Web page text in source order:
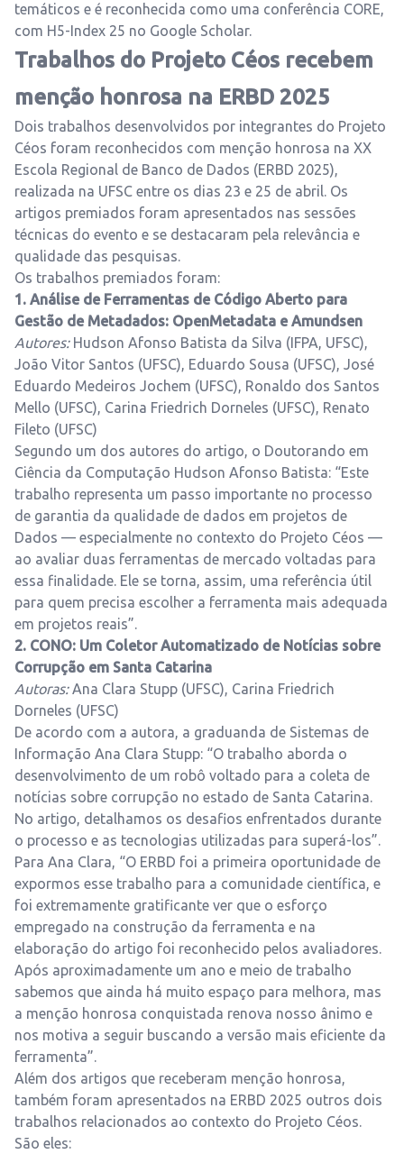
temáticos e é reconhecida como uma conferência CORE,
com H5-Index 25 no Google Scholar.
Trabalhos do Projeto Céos recebem
menção honrosa na ERBD 2025
Dois trabalhos desenvolvidos por integrantes do Projeto
Céos foram reconhecidos com menção honrosa na XX
Escola Regional de Banco de Dados (ERBD 2025),
realizada na UFSC entre os dias 23 e 25 de abril. Os
artigos premiados foram apresentados nas sessões
técnicas do evento e se destacaram pela relevância e
qualidade das pesquisas.
Os trabalhos premiados foram:
1. Análise de Ferramentas de Código Aberto para
Gestão de Metadados: OpenMetadata e Amundsen
Autores:Hudson Afonso Batista da Silva (IFPA, UFSC),
João Vitor Santos (UFSC), Eduardo Sousa (UFSC), José
Eduardo Medeiros Jochem (UFSC), Ronaldo dos Santos
Mello (UFSC), Carina Friedrich Dorneles (UFSC), Renato
Fileto (UFSC)
Segundo um dos autores do artigo, o Doutorando em
Ciência da Computação Hudson Afonso Batista: “Este
trabalho representa um passo importante no processo
de garantia da qualidade de dados em projetos de
Dados — especialmente no contexto do Projeto Céos —
ao avaliar duas ferramentas de mercado voltadas para
essa finalidade. Ele se torna, assim, uma referência útil
para quem precisa escolher a ferramenta mais adequada
em projetos reais”.
2. CONO: Um Coletor Automatizado de Notícias sobre
Corrupção em Santa Catarina
Autoras:Ana Clara Stupp (UFSC), Carina Friedrich
Dorneles (UFSC)
De acordo com a autora, a graduanda de Sistemas de
Informação Ana Clara Stupp: “O trabalho aborda o
desenvolvimento de um robô voltado para a coleta de
notícias sobre corrupção no estado de Santa Catarina.
No artigo, detalhamos os desafios enfrentados durante
o processo e as tecnologias utilizadas para superá-los”.
Para Ana Clara, “O ERBD foi a primeira oportunidade de
expormos esse trabalho para a comunidade científica, e
foi extremamente gratificante ver que o esforço
empregado na construção da ferramenta e na
elaboração do artigo foi reconhecido pelos avaliadores.
Após aproximadamente um ano e meio de trabalho
sabemos que ainda há muito espaço para melhora, mas
a menção honrosa conquistada renova nosso ânimo e
nos motiva a seguir buscando a versão mais eficiente da
ferramenta”.
Além dos artigos que receberam menção honrosa,
também foram apresentados na ERBD 2025 outros dois
trabalhos relacionados ao contexto do Projeto Céos.
São eles: